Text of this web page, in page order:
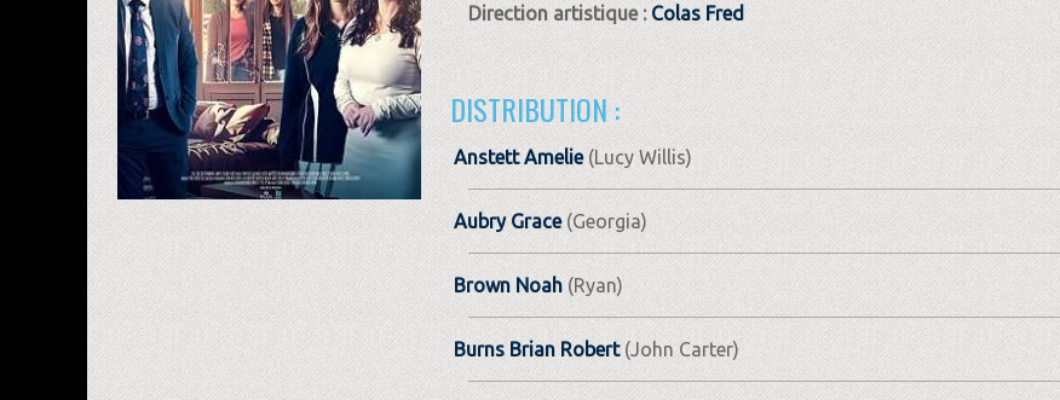
Direction artistique : Colas Fred
DISTRIBUTION :
Anstett Amelie(Lucy Willis)
Aubry Grace(Georgia)
Brown Noah (Ryan)
Burns Brian Robert(John Carter)